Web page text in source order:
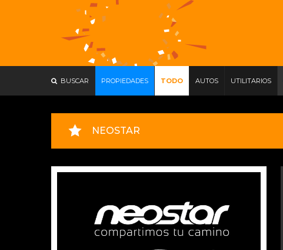
BUSCAR PROPIEDADES TODO AUTOS UTILITARIOS
NEOSTAR